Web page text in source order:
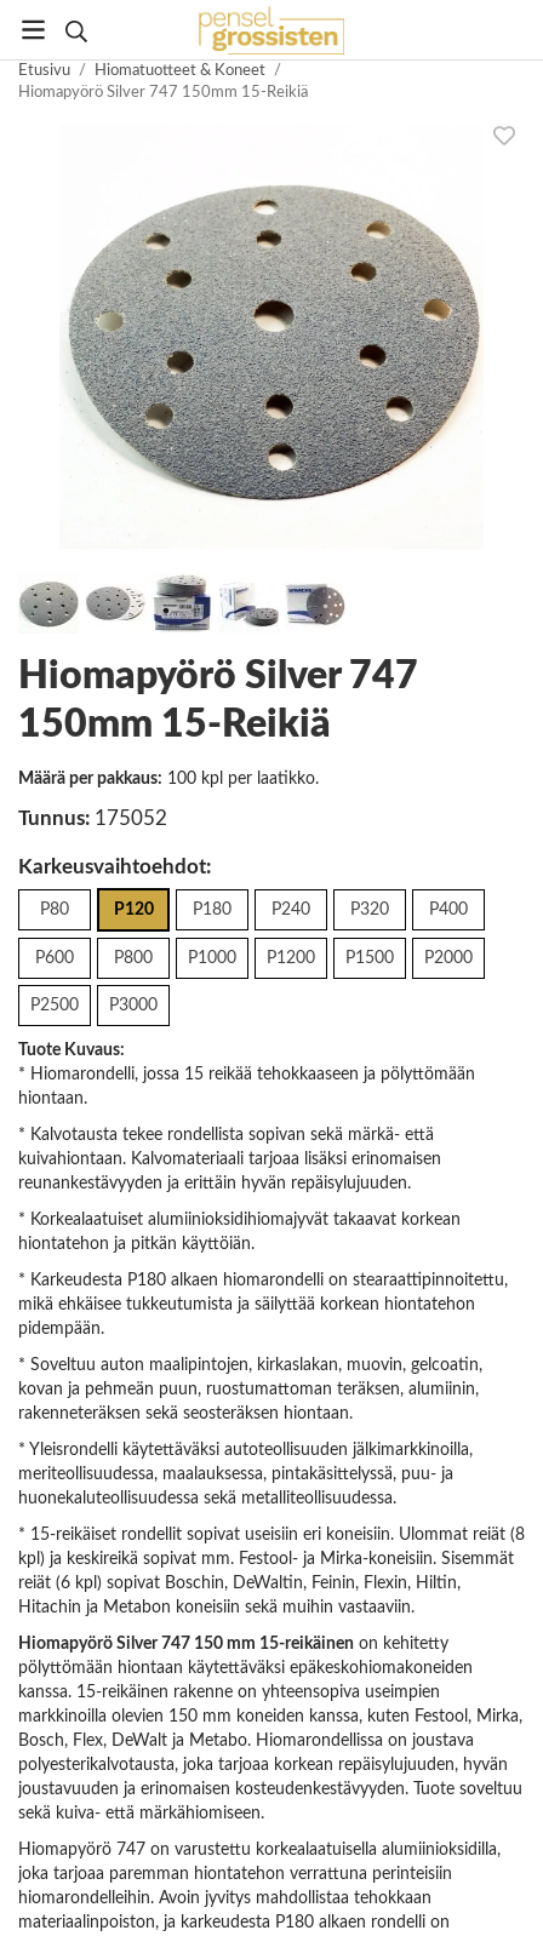
Etusivu / Hiomatuotteet & Koneet /
Hiomapyörö Silver 747 150mm 15-Reikiä
Hiomapyörö Silver 747
150mm 15-Reikiä
Määrä per pakkaus: 100 kpl per laatikko.
Tunnus: 175052
Karkeusvaihtoehdot:
P80 P120 P180 P240 P320 P400
P600 P800 P1000 P1200 P1500 P2000
P2500 P3000
Tuote Kuvaus:
* Hiomarondelli, jossa 15 reikää tehokkaaseen ja pölyttömään
hiontaan.
* Kalvotausta tekee rondellista sopivan sekä märkä- että
kuivahiontaan. Kalvomateriaali tarjoaa lisäksi erinomaisen
reunankestävyyden ja erittäin hyvän repäisylujuuden.
* Korkealaatuiset alumiinioksidihiomajyvät takaavat korkean
hiontatehon ja pitkän käyttöiän.
* Karkeudesta P180 alkaen hiomarondelli on stearaattipinnoitettu,
mikä ehkäisee tukkeutumista ja säilyttää korkean hiontatehon
pidempään.
* Soveltuu auton maalipintojen, kirkaslakan, muovin, gelcoatin,
kovan ja pehmeän puun, ruostumattoman teräksen, alumiinin,
rakenneteräksen sekä seosteräksen hiontaan.
* Yleisrondelli käytettäväksi autoteollisuuden jälkimarkkinoilla,
meriteollisuudessa, maalauksessa, pintakäsittelyssä, puu- ja
huonekaluteollisuudessa sekä metalliteollisuudessa.
* 15-reikäiset rondellit sopivat useisiin eri koneisiin. Ulommat reiät (8
kpl) ja keskireikä sopivat mm. Festool- ja Mirka-koneisiin. Sisemmät
reiät (6 kpl) sopivat Boschin, DeWaltin, Feinin, Flexin, Hiltin,
Hitachin ja Metabon koneisiin sekä muihin vastaaviin.
Hiomapyörö Silver 747 150 mm 15-reikäinen on kehitetty
pölyttömään hiontaan käytettäväksi epäkeskohiomakoneiden
kanssa. 15-reikäinen rakenne on yhteensopiva useimpien
markkinoilla olevien 150 mm koneiden kanssa, kuten Festool, Mirka,
Bosch, Flex, DeWalt ja Metabo. Hiomarondellissa on joustava
polyesterikalvotausta, joka tarjoaa korkean repäisylujuuden, hyvän
joustavuuden ja erinomaisen kosteudenkestävyyden. Tuote soveltuu
sekä kuiva- että märkähiomiseen.
Hiomapyörö 747 on varustettu korkealaatuisella alumiinioksidilla,
joka tarjoaa paremman hiontatehon verrattuna perinteisiin
hiomarondelleihin. Avoin jyvitys mahdollistaa tehokkaan
materiaalinpoiston, ja karkeudesta P180 alkaen rondelli on